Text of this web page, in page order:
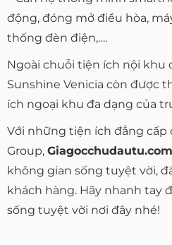
động, đóng mở điều hòa,
thống đèn điện,….
Ngoài chuỗi tiện ích nội khu
Sunshine Venicia còn được
ích ngoại khu đa dạng của
Với những tiện ích đẳng cấp
Group, Giagocchudautu.com
không gian sống tuyệt vời,
khách hàng. Hãy nhanh tay
sống tuyệt vời nơi đây nhé!